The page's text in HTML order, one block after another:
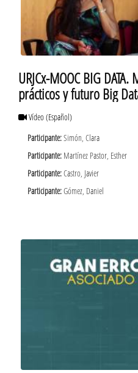
URJCx-MOOC BIG
prácticos y futuro Big
Vídeo(Español)
Participante:Simón, Clara
Participante: Martínez Pastor, Esther
Participante:Castro, Javier
Participante:Gómez, Daniel